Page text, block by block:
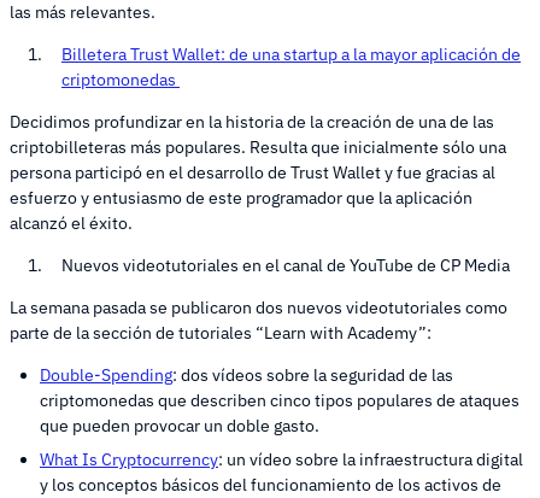
las más relevantes.
Billetera Trust Wallet: de una startup a la mayor aplicación de
criptomonedas
Decidimos profundizar en la historia de la creación de una de las
criptobilleteras más populares. Resulta que inicialmente sólo una
persona participó en el desarrollo de Trust Wallet y fue gracias al
esfuerzo y entusiasmo de este programador que la aplicación
alcanzó el éxito.
Nuevos videotutoriales en el canal de YouTube de CP Media
La semana pasada se publicaron dos nuevos videotutoriales como
parte de la sección de tutoriales “Learn with Academy”:
Double-Spending: dos vídeos sobre la seguridad de las
criptomonedas que describen cinco tipos populares de ataques
que pueden provocar un doble gasto.
What Is Cryptocurrency: un vídeo sobre la infraestructura digital
y los conceptos básicos del funcionamiento de los activos de